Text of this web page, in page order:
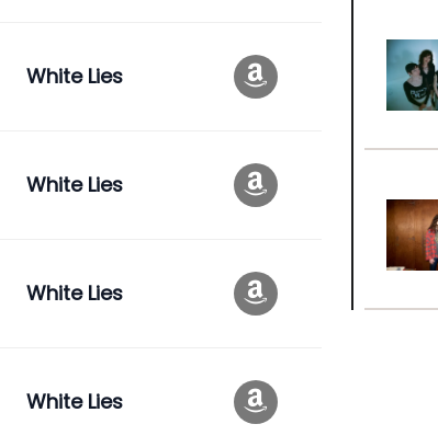
White Lies
White Lies
White Lies
White Lies